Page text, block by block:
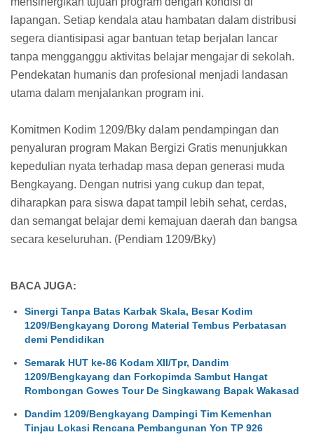
lapangan. Setiap kendala atau hambatan dalam distribusi
segera diantisipasi agar bantuan tetap berjalan lancar
tanpa mengganggu aktivitas belajar mengajar di sekolah.
Pendekatan humanis dan profesional menjadi landasan
utama dalam menjalankan program ini.
Komitmen Kodim 1209/Bky dalam pendampingan dan
penyaluran program Makan Bergizi Gratis menunjukkan
kepedulian nyata terhadap masa depan generasi muda
Bengkayang. Dengan nutrisi yang cukup dan tepat,
diharapkan para siswa dapat tampil lebih sehat, cerdas,
dan semangat belajar demi kemajuan daerah dan bangsa
secara keseluruhan. (Pendiam 1209/Bky)
BACA JUGA:
Sinergi Tanpa Batas Karbak Skala, Besar Kodim
1209/Bengkayang Dorong Material Tembus Perbatasan
demi Pendidikan
Semarak HUT ke-86 Kodam XII/Tpr, Dandim
1209/Bengkayang dan Forkopimda Sambut Hangat
Rombongan Gowes Tour De Singkawang Bapak Wakasad
Dandim 1209/Bengkayang Dampingi Tim Kemenhan
Tinjau Lokasi Rencana Pembangunan Yon TP 926